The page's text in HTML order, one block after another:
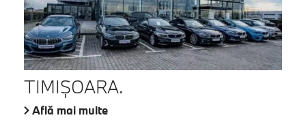
TIMIŞOARA.
Află mai multe